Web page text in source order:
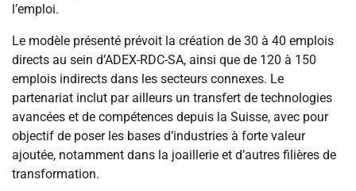
l’emploi.
Le modèle présenté prévoit la création de 30 à 40 emplois
directs au sein d’ADEX-RDC-SA, ainsi que de 120 à 150
emplois indirects dans les secteurs connexes. Le
partenariat inclut par ailleurs un transfert de technologies
avancées et de compétences depuis la Suisse, avec pour
objectif de poser les bases d’industries à forte valeur
ajoutée, notamment dans la joaillerie et d’autres filières de
transformation.